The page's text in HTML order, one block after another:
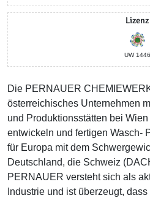
Lizenz
UW 1446
Die PERNAUER
österreichisches Unternehmen
und Produktionsstätten bei
entwickeln und fertigen Wasch-
für Europa mit dem
Deutschland, die Schweiz
PERNAUER versteht sich als
Industrie und ist überzeugt,